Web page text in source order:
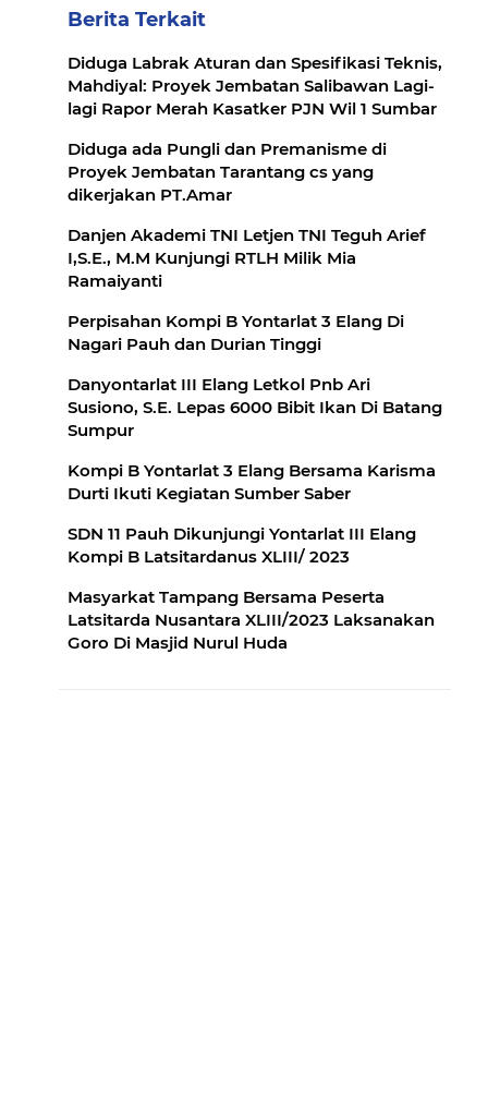
Berita Terkait
Diduga Labrak Aturan dan Spesifikasi Teknis,
Mahdiyal: Proyek Jembatan Salibawan Lagi-
lagi Rapor Merah Kasatker PJN Wil 1 Sumbar
Diduga ada Pungli dan Premanisme di
Proyek Jembatan Tarantang cs yang
dikerjakan PT.Amar
Danjen Akademi TNI Letjen TNI Teguh Arief
I,S.E., M.M Kunjungi RTLH Milik Mia
Ramaiyanti
Perpisahan Kompi B Yontarlat 3 Elang Di
Nagari Pauh dan Durian Tinggi
Danyontarlat III Elang Letkol Pnb Ari
Susiono, S.E. Lepas 6000 Bibit Ikan Di Batang
Sumpur
Kompi B Yontarlat 3 Elang Bersama Karisma
Durti Ikuti Kegiatan Sumber Saber
SDN 11 Pauh Dikunjungi Yontarlat III Elang
Kompi B Latsitardanus XLIII/ 2023
Masyarkat Tampang Bersama Peserta
Latsitarda Nusantara XLIII/2023 Laksanakan
Goro Di Masjid Nurul Huda